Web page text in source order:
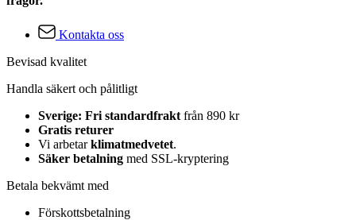
Kontakta oss
Bevisad kvalitet
Handla säkert och pålitligt
Sverige: Fri standardfrakt från 890 kr
Gratis returer
Vi arbetarklimatmedvetet.
Säker betalning med SSL-kryptering
Betala bekvämt med
Förskottsbetalning